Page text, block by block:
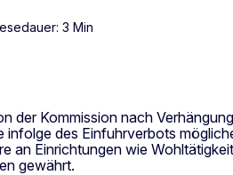
3 Min
der Kommission nach
infolge des Einfuhrverbots
an Einrichtungen wie
gewährt.